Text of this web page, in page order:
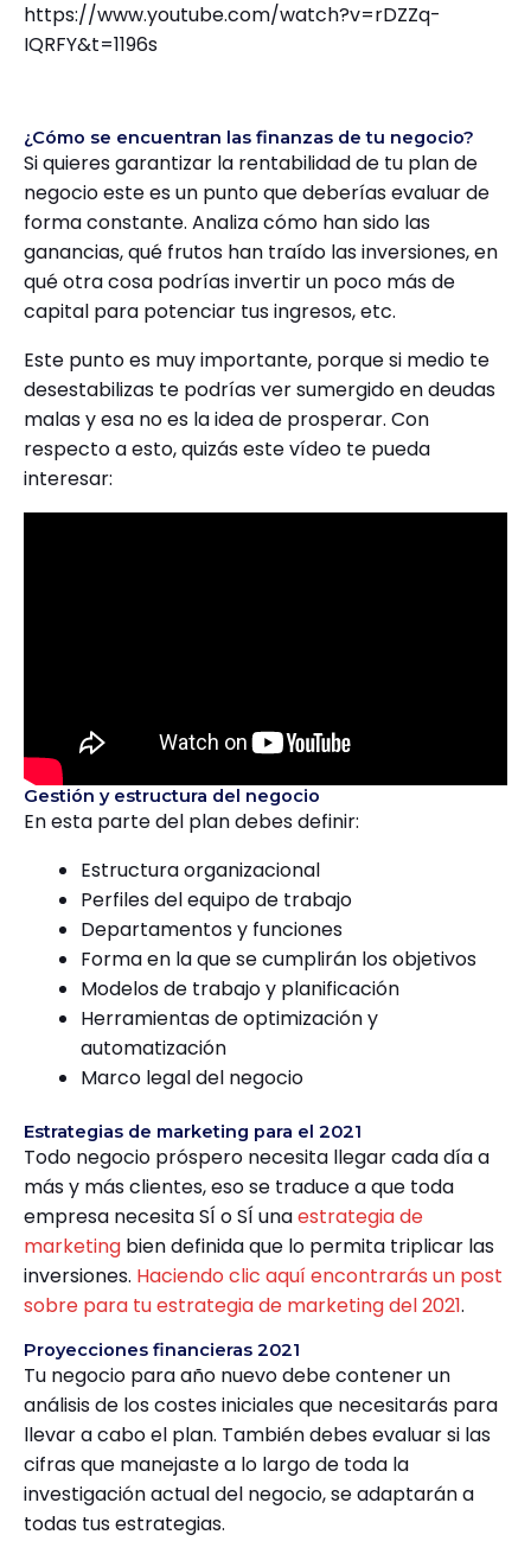
https://www.youtube.com/watch?v=rDZZq-
IQRFY&t=1196s
¿Cómo se encuentran las finanzas de tu negocio?
Si quieres garantizar la rentabilidad de tu plan de
negocio este es un punto que deberías evaluar de
forma constante. Analiza cómo han sido las
ganancias, qué frutos han traído las inversiones, en
qué otra cosa podrías invertir un poco más de
capital para potenciar tus ingresos, etc.
Este punto es muy importante, porque si medio te
desestabilizas te podrías ver sumergido en deudas
malas y esa no es la idea de prosperar. Con
respecto a esto, quizás este vídeo te pueda
interesar:
Gestión y estructura del negocio
En esta parte del plan debes definir:
Estructura organizacional
Perfiles del equipo de trabajo
Departamentos y funciones
Forma en la que se cumplirán los objetivos
Modelos de trabajo y planificación
Herramientas de optimización y
automatización
Marco legal del negocio
Estrategias de marketing para el 2021
Todo negocio próspero necesita llegar cada día a
más y más clientes, eso se traduce a que toda
empresa necesita SÍ o SÍ unaestrategia de
marketing bien definida que lo permita triplicar las
inversiones. Haciendo clic aquí encontrarás un post
sobre para tu estrategia de marketing del 2021.
Proyecciones financieras 2021
Tu negocio para año nuevo debe contener un
análisis de los costes iniciales que necesitarás para
llevar a cabo el plan. También debes evaluar si las
cifras que manejaste a lo largo de toda la
investigación actual del negocio, se adaptarán a
todas tus estrategias.